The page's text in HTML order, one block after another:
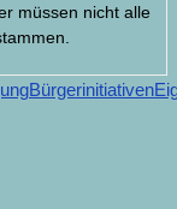
müssen nicht alle
Bürgerinitiativen